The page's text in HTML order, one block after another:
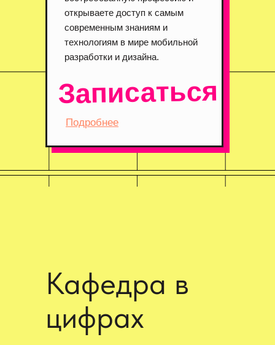
Подробнее
открываете доступ к самым
современным знаниям и
технологиям в мире мобильной
разработки и дизайна.
Записаться
Кафедра в
цифрах